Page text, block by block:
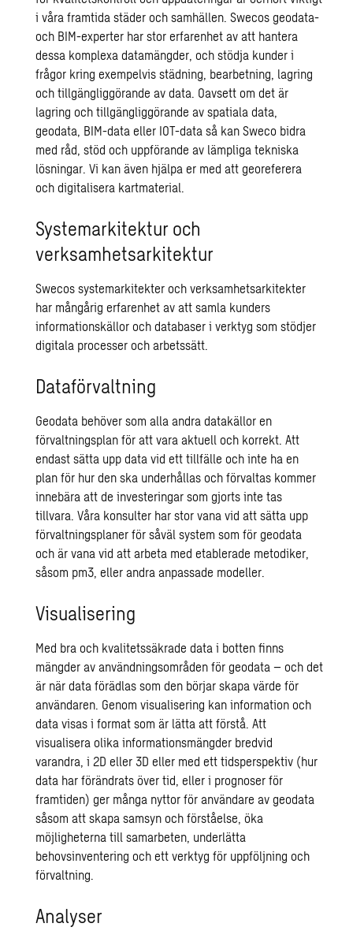
i våra framtida städer och samhällen. Swecos geodata-
och BIM-experter har stor erfarenhet av att hantera
dessa komplexa datamängder, och stödja kunder i
frågor kring exempelvis städning, bearbetning, lagring
och tillgängliggörande av data. Oavsett om det är
lagring och tillgängliggörande av spatiala data,
geodata, BIM-data eller IOT-data så kan Sweco bidra
med råd, stöd och uppförande av lämpliga tekniska
lösningar. Vi kan även hjälpa er med att georeferera
och digitalisera kartmaterial.
Systemarkitektur och
verksamhetsarkitektur
Swecossystemarkitekter och verksamhetsarkitekter
har mångårig erfarenhet av att samla kunders
informationskällor och databaser i verktyg som stödjer
digitala processer och arbetssätt.
Dataförvaltning
Geodata behöver som alla andra datakällor en
förvaltningsplan för att vara aktuell och korrekt. Att
endast sätta upp data vid ett tillfälle och inte ha en
plan för hur den ska underhållas och förvaltas kommer
innebära att de investeringar som gjorts inte tas
tillvara. Våra konsulter har stor vana vid att sätta upp
förvaltningsplaner för såväl system som för geodata
och är vana vid att arbeta med etablerade metodiker,
såsom pm3, eller andra anpassade modeller.
Visualisering
Med bra och kvalitetssäkrade data i botten finns
mängder av användningsområden för geodata – och det
är när data förädlas som den börjar skapa värde för
användaren. Genom visualisering kan information och
data visas i format som är lätta att förstå. Att
visualisera olika informationsmängder bredvid
varandra, i 2D eller 3D eller med ett tidsperspektiv (hur
data har förändrats över tid, eller i prognoser för
framtiden) ger många nyttor för användare av geodata
såsom att skapa samsyn och förståelse, öka
möjligheterna till samarbeten, underlätta
behovsinventering och ett verktyg för uppföljning och
förvaltning.
Analyser